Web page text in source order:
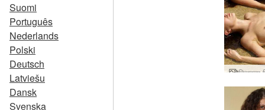
Suomi
Português
Nederlands
Polski
Deutsch
Latviešu
Dansk
Svenska